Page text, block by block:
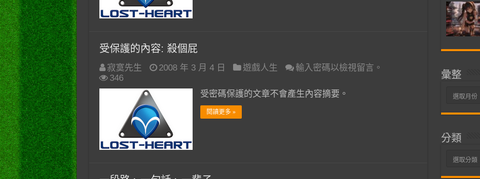
受保護的內容: 殺個屁
寂寞先生 2008 年 3 月 4 日 遊戲人生
輸入密碼以檢視留言。
346
受密碼保護的文章不會產生內容摘要。
閱讀更多 »
彙整
彙
分類
分